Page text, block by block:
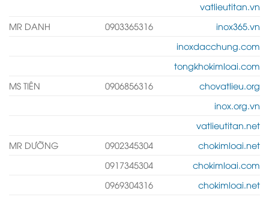
vatlieutitan.vn
MR DANH
0903365316
inox365.vn
inoxdacchung.com
tongkhokimloai.com
MS TIÊN
0906856316
chovatlieu.org
inox.org.vn
vatlieutitan.net
MR DƯỠNG
0902345304
chokimloai.net
0917345304
chokimloai.com
0969304316
chokimloai.net